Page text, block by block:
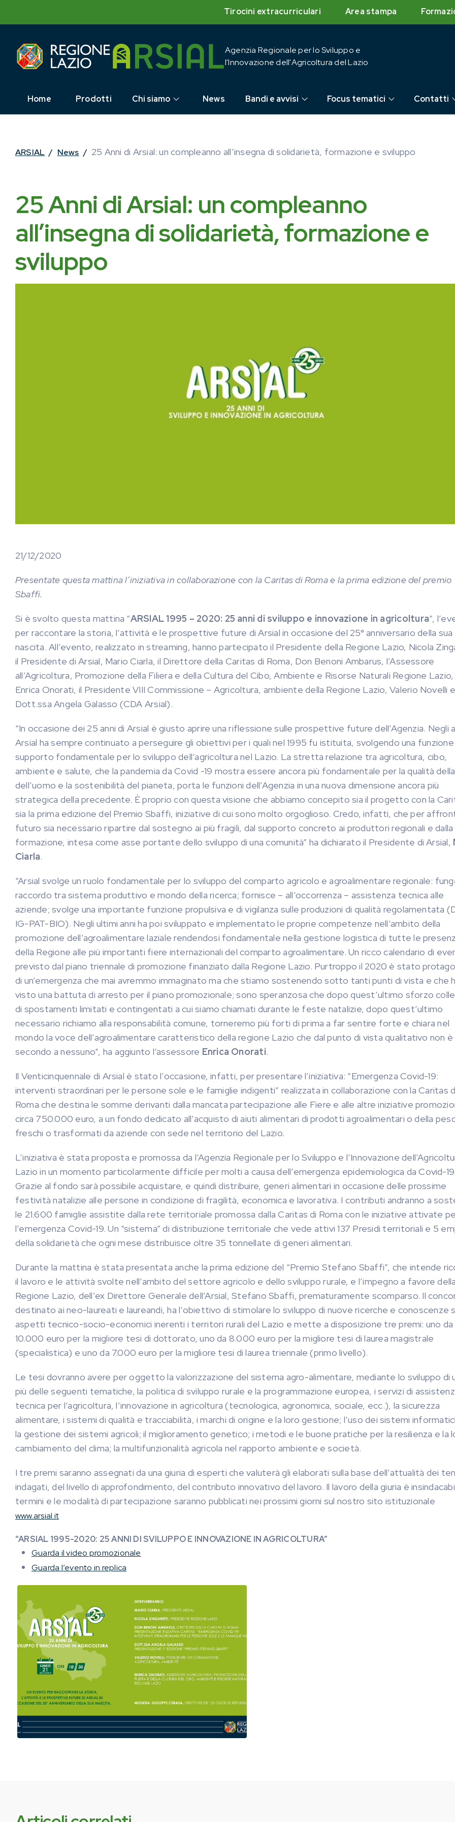
Tirocini extracurriculari Area stampa
Agenzia Regionale per lo Sviluppo e
l'Innovazione dell'Agricoltura del Lazio
Home Prodotti Chi siamo News Bandi e avvisi Focus tematici Contatti
ARSIAL / News / 25 Anni di Arsial: un compleanno all’insegna di solidarietà, formazione e sviluppo
25 Anni di Arsial: un compleanno
all’insegna di solidarietà, formazione e
sviluppo
21/12/2020
Presentate questa mattina l’iniziativa in collaborazione con la Caritas di Roma e la prima edizione del premio
Sbaffi.
Si è svolto questa mattina “ARSIAL 1995 – 2020: 25 anni di sviluppo e innovazione in agricoltura”,
per raccontare la storia, l’attività e le prospettive future di Arsial in occasione del 25° anniversario della sua
nascita. All’evento, realizzato in streaming, hanno partecipato il Presidente della Regione Lazio, Nicola
il Presidente di Arsial, Mario Ciarla, il Direttore della Caritas di Roma, Don Benoni Ambarus, l’Assessore
all’Agricoltura, Promozione della Filiera e della Cultura del Cibo, Ambiente e Risorse Naturali Regione Lazio,
Enrica Onorati, il Presidente VIII Commissione – Agricoltura, ambiente della Regione Lazio, Valerio Novelli
Dott.ssa Angela Galasso (CDA Arsial).
“In occasione dei 25 anni di Arsial è giusto aprire una riflessione sulle prospettive future dell’Agenzia. Negli
Arsial ha sempre continuato a perseguire gli obiettivi per i quali nel 1995 fu istituita, svolgendo una funzione
supporto fondamentale per lo sviluppo dell’agricoltura nel Lazio. La stretta relazione tra agricoltura, cibo,
ambiente e salute, che la pandemia da Covid -19 mostra essere ancora più fondamentale per la qualità
dell’uomo e la sostenibilità del pianeta, porta le funzioni dell’Agenzia in una nuova dimensione ancora più
strategica della precedente. È proprio con questa visione che abbiamo concepito sia il progetto con la
sia la prima edizione del Premio Sbaffi, iniziative di cui sono molto orgoglioso. Credo, infatti, che per
futuro sia necessario ripartire dal sostegno ai più fragili, dal supporto concreto ai produttori regionali e dalla
formazione, intesa come asse portante dello sviluppo di una comunità” ha dichiarato il Presidente di Arsial,
Ciarla.
“Arsial svolge un ruolo fondamentale per lo sviluppo del comparto agricolo e agroalimentare regionale:
raccordo tra sistema produttivo e mondo della ricerca; fornisce – all’occorrenza – assistenza tecnica alle
aziende; svolge una importante funzione propulsiva e di vigilanza sulle produzioni di qualità regolamentata
IG-PAT-BIO). Negli ultimi anni ha poi sviluppato e implementato le proprie competenze nell’ambito della
promozione dell’agroalimentare laziale rendendosi fondamentale nella gestione logistica di tutte le
della Regione alle più importanti fiere internazionali del comparto agroalimentare. Un ricco calendario di
previsto dal piano triennale di promozione finanziato dalla Regione Lazio. Purtroppo il 2020 è stato
di un’emergenza che mai avremmo immaginato ma che stiamo sostenendo sotto tanti punti di vista e che
visto una battuta di arresto per il piano promozionale; sono speranzosa che dopo quest’ultimo sforzo
di spostamenti limitati e contingentati a cui siamo chiamati durante le feste natalizie, dopo quest’ultimo
necessario richiamo alla responsabilità comune, torneremo più forti di prima a far sentire forte e chiara nel
mondo la voce dell’agroalimentare caratteristico della regione Lazio che dal punto di vista qualitativo non è
secondo a nessuno”, ha aggiunto l’assessore Enrica Onorati.
Il Venticinquennale di Arsial è stato l’occasione, infatti, per presentare l’iniziativa: “Emergenza Covid-19:
interventi straordinari per le persone sole e le famiglie indigenti” realizzata in collaborazione con la Caritas
Roma che destina le somme derivanti dalla mancata partecipazione alle Fiere e alle altre iniziative
circa 750.000 euro, a un fondo dedicato all’acquisto di aiuti alimentari di prodotti agroalimentari o della
freschi o trasformati da aziende con sede nel territorio del Lazio.
L’iniziativa è stata proposta e promossa da l’Agenzia Regionale per lo Sviluppo e l’Innovazione
Lazio in un momento particolarmente difficile per molti a causa dell’emergenza epidemiologica da Covid-19.
Grazie al fondo sarà possibile acquistare, e quindi distribuire, generi alimentari in occasione delle prossime
festività natalizie alle persone in condizione di fragilità, economica e lavorativa. I contributi andranno a
le 21.600 famiglie assistite dalla rete territoriale promossa dalla Caritas di Roma con le iniziative attivate
l’emergenza Covid-19. Un “sistema” di distribuzione territoriale che vede attivi 137 Presidi territoriali e 5
della solidarietà che ogni mese distribuisce oltre 35 tonnellate di generi alimentari.
Durante la mattina è stata presentata anche la prima edizione del “Premio Stefano Sbaffi”, che intende
il lavoro e le attività svolte nell’ambito del settore agricolo e dello sviluppo rurale, e l’impegno a favore della
Regione Lazio, dell’ex Direttore Generale dell’Arsial, Stefano Sbaffi, prematuramente scomparso. Il
destinato ai neo-laureati e laureandi, ha l’obiettivo di stimolare lo sviluppo di nuove ricerche e conoscenze
aspetti tecnico-socio-economici inerenti i territori rurali del Lazio e mette a disposizione tre premi: uno da
10.000 euro per la migliore tesi di dottorato, uno da 8.000 euro per la migliore tesi di laurea magistrale
(specialistica) e uno da 7.000 euro per la migliore tesi di laurea triennale (primo livello).
Le tesi dovranno avere per oggetto la valorizzazione del sistema agro-alimentare, mediante lo sviluppo di
più delle seguenti tematiche, la politica di sviluppo rurale e la programmazione europea, i servizi di
tecnica per l’agricoltura, l’innovazione in agricoltura (tecnologica, agronomica, sociale, ecc.), la sicurezza
alimentare, i sistemi di qualità e tracciabilità, i marchi di origine e la loro gestione; l’uso dei sistemi
la gestione dei sistemi agricoli; il miglioramento genetico; i metodi e le buone pratiche per la resilienza e la
cambiamento del clima; la multifunzionalità agricola nel rapporto ambiente e società.
I tre premi saranno assegnati da una giuria di esperti che valuterà gli elaborati sulla base dell’attualità dei
indagati, del livello di approfondimento, del contributo innovativo del lavoro. Il lavoro della giuria è
termini e le modalità di partecipazione saranno pubblicati nei prossimi giorni sul nostro sito istituzionale
www.arsial.it
“ARSIAL 1995-2020: 25 ANNI DI SVILUPPO E INNOVAZIONE IN AGRICOLTURA”
Guarda il video promozionale
Guarda l’evento in replica